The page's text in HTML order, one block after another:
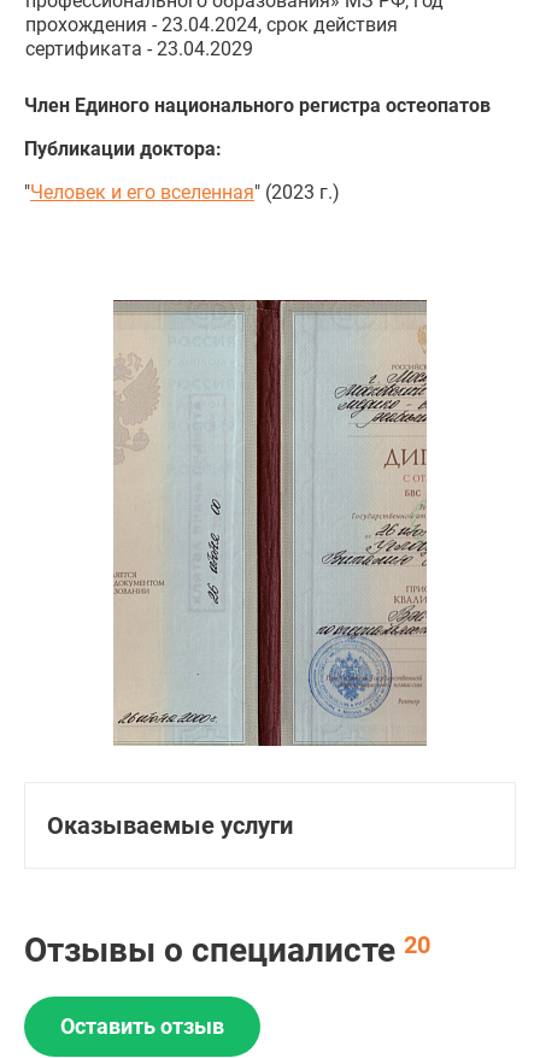
прохождения - 23.04.2024, срок действия
сертификата - 23.04.2029
Член Единого национального регистра остеопатов
Публикации доктора:
"Человек и его вселенная" (2023 г.)
Оказываемые услуги
Отзывы о специалисте 20
Оставить отзыв